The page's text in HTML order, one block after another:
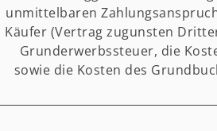
unmittelbaren
Käufer (Vertrag zugunsten
Grunderwerbssteuer, die
sowie die Kosten des